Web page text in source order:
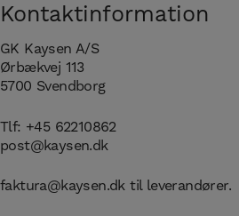
Kontaktinformation
GK Kaysen A/S
Ørbækvej 113
5700 Svendborg
Tlf: +45 62210862
post@kaysen.dk
faktura@kaysen.dktil leverandører.